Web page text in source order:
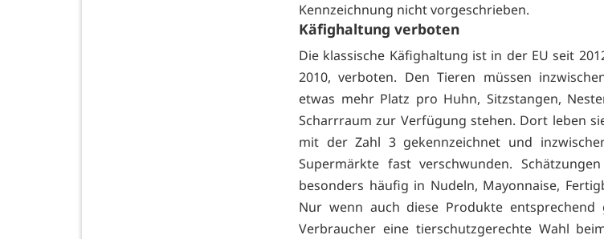
Kennzeichnung nicht vorgeschrieben.
Käfighaltung verboten
Die klassische Käfighaltung ist in der EU seit
2010, verboten. Den Tieren müssen
etwas mehr Platz pro Huhn, Sitzstangen,
Scharrraum zur Verfügung stehen. Dort leben
mit der Zahl 3 gekennzeichnet und
Supermärkte fast verschwunden.
besonders häufig in Nudeln, Mayonnaise,
Nur wenn auch diese Produkte entsprechend
Verbraucher eine tierschutzgerechte Wahl